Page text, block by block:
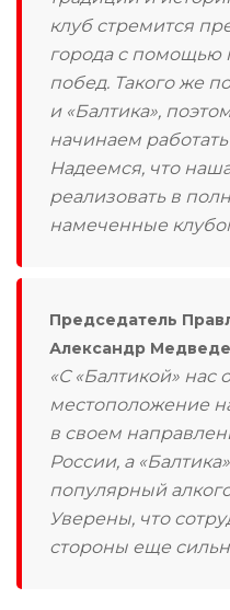
клуб стремится
города с помощью
побед. Такого же
и «Балтика»,
начинаем
Надеемся, что
реализовать в
намеченные
Председатель
Александр
«С «Балтикой» нас
местоположение
в своем
России, а
популярный
Уверены, что
стороны еще